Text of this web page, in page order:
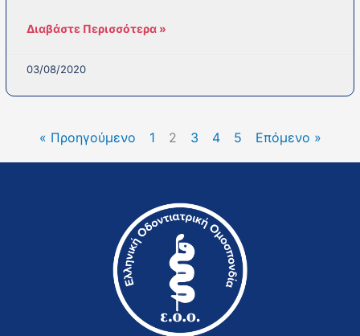
Διαβάστε Περισσότερα »
03/08/2020
« Προηγούμενο 1 2 3 4 5 Επόμενο »